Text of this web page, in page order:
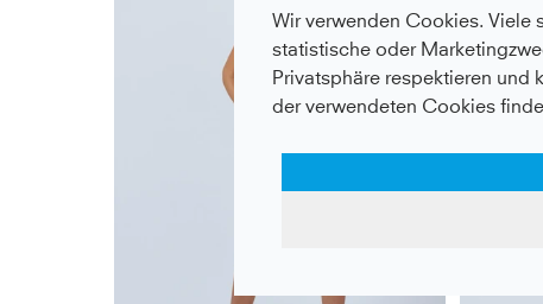
Wir verwenden Cookies. Viele
statistische oder
Privatsphäre respektieren und
der verwendeten Cookies